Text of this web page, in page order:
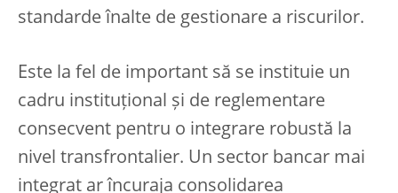
standarde înalte de gestionare a riscurilor.
Este la fel de important să se instituie un
cadru instituțional și de reglementare
consecvent pentru o integrare robustă la
nivel transfrontalier. Un sector bancar mai
integrat ar încuraja consolidarea